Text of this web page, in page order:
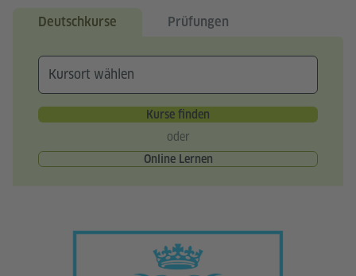
Deutschkurse Prüfungen
Kurse finden
oder
Online Lernen